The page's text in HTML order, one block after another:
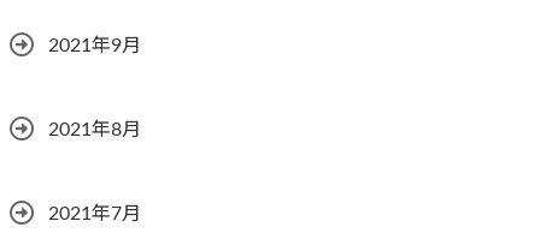
2021年9月
2021年8月
2021年7月